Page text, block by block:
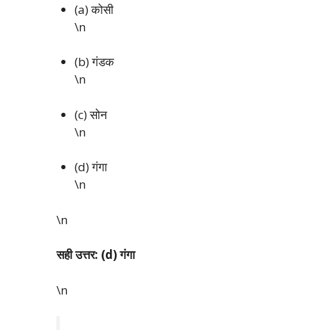
(a) कोसी
\n
(b) गंडक
\n
(c) सोन
\n
(d) गंगा
\n
\n
सही उत्तर: (d) गंगा
\n